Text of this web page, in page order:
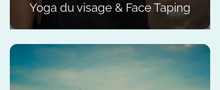
Yoga du visage & Face Taping